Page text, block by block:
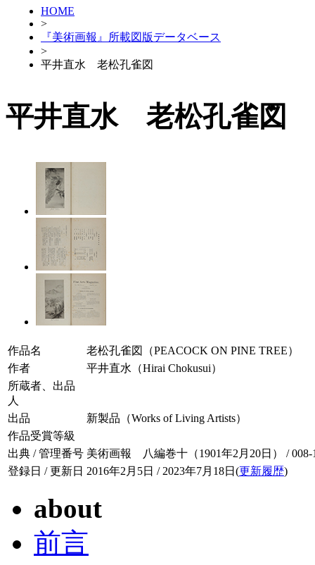
HOME
>
『美術画報』所載図版データベース
>
平井直水 老松孔雀図
平井直水 老松孔雀図
作品名
老松孔雀図（PEACOCK ON PINE TREE）
作者
平井直水（Hirai Chokusui）
所蔵者、出品
人
出品
新製品（Works of Living Artists）
作品受賞等級
出典 / 管理番号 美術画報 八編巻十（1901年2月20日） / 008-
登録日 / 更新日 2016年2月5日 / 2023年7月18日(更新履歴)
about
前言